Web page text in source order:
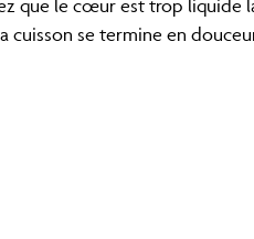
que le cœur est trop liquide
cuisson se termine en